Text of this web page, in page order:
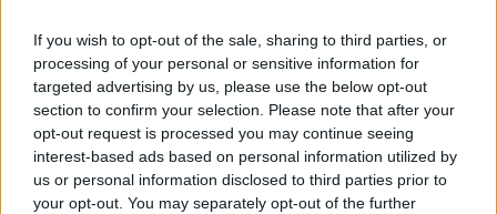
If you wish to opt-out of the sale, sharing to third parties, or
processing of your personal or sensitive information for
targeted advertising by us, please use the below opt-out
section to confirm your selection. Please note that after your
opt-out request is processed you may continue seeing
interest-based ads based on personal information utilized by
us or personal information disclosed to third parties prior to
your opt-out. You may separately opt-out of the further
debatir3.952 enmiendas y solo PNV, PAR y
Vox han optado por no presentar ninguna de
ellas.
El PP ha sido el que más enmiendas ha
registrado, con un total de2.125;les sigue el